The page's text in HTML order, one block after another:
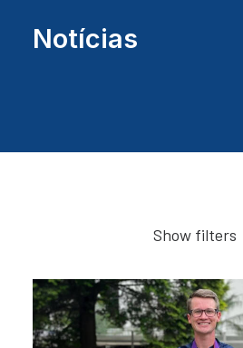
Notícias
Show filters